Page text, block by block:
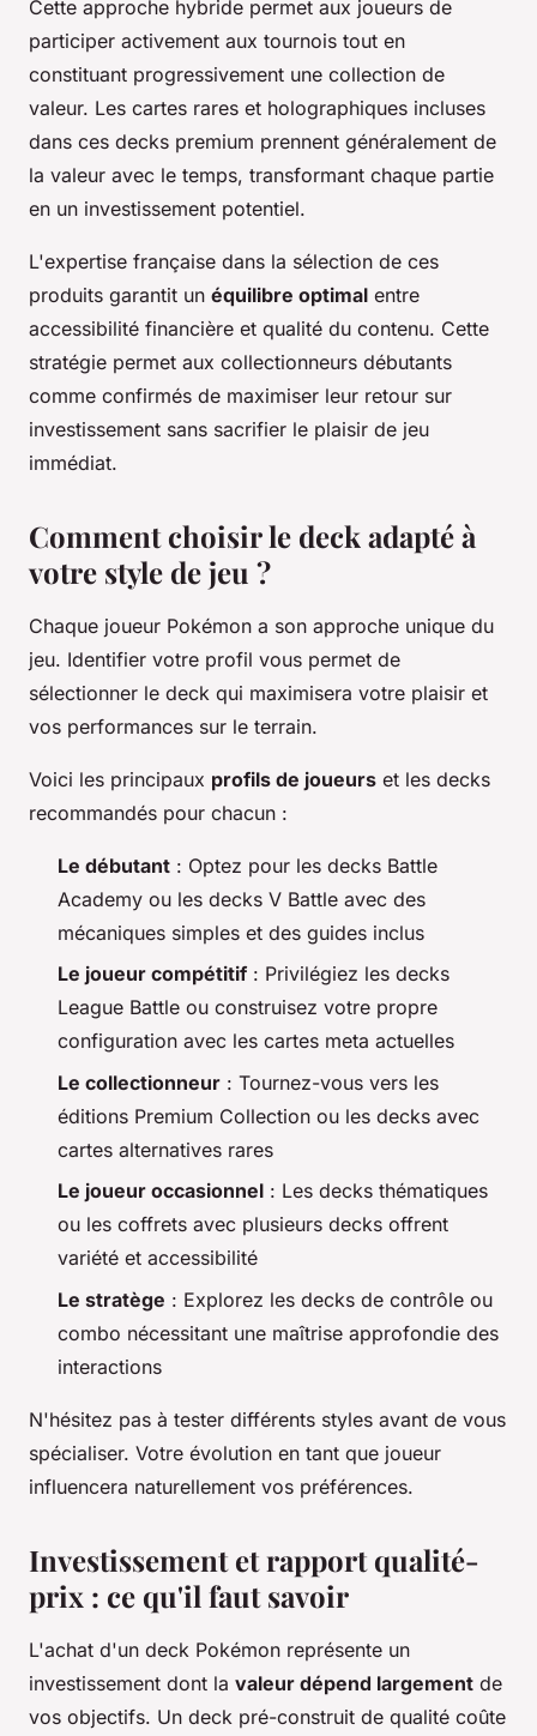
Cette approche hybride permet aux joueurs de
participer activement aux tournois tout en
constituant progressivement une collection de
valeur. Les cartes rares et holographiques incluses
dans ces decks premium prennent généralement de
la valeur avec le temps, transformant chaque partie
en un investissement potentiel.
L'expertise française dans la sélection de ces
produits garantit un équilibre optimal entre
accessibilité financière et qualité du contenu. Cette
stratégie permet aux collectionneurs débutants
comme confirmés de maximiser leur retour sur
investissement sans sacrifier le plaisir de jeu
immédiat.
Comment choisir le deck adapté à
votre style de jeu ?
Chaque joueur Pokémon a son approche unique du
jeu. Identifier votre profil vous permet de
sélectionner le deck qui maximisera votre plaisir et
vos performances sur le terrain.
Voici les principaux profils de joueurs et les decks
recommandés pour chacun :
Le débutant : Optez pour les decks Battle
Academy ou les decks V Battle avec des
mécaniques simples et des guides inclus
Le joueur compétitif : Privilégiez les decks
League Battle ou construisez votre propre
configuration avec les cartes meta actuelles
Le collectionneur : Tournez-vous vers les
éditions Premium Collection ou les decks avec
cartes alternatives rares
Le joueur occasionnel : Les decks thématiques
ou les coffrets avec plusieurs decks offrent
variété et accessibilité
Le stratège : Explorez les decks de contrôle ou
combo nécessitant une maîtrise approfondie des
interactions
N'hésitez pas à tester différents styles avant de vous
spécialiser. Votre évolution en tant que joueur
influencera naturellement vos préférences.
Investissement et rapport qualité-
prix : ce qu'il faut savoir
L'achat d'un deck Pokémon représente un
investissement dont la valeur dépend largement de
vos objectifs. Un deck pré-construit de qualité coûte